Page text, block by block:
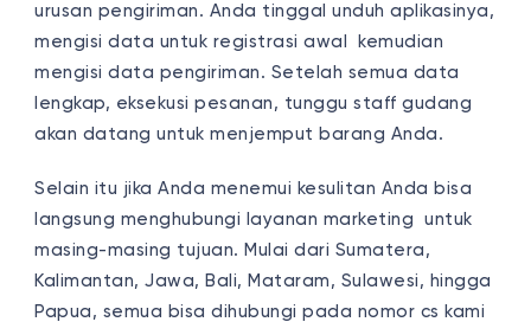
urusan pengiriman. Anda tinggal unduh aplikasinya,
mengisi data untuk registrasi awal kemudian
mengisi data pengiriman. Setelah semua data
lengkap, eksekusi pesanan, tunggu staff gudang
akan datang untuk menjemput barang Anda.
Selain itu jika Anda menemui kesulitan Anda bisa
langsung menghubungi layanan marketing untuk
masing-masing tujuan. Mulai dari Sumatera,
Kalimantan, Jawa, Bali, Mataram, Sulawesi, hingga
Papua, semua bisa dihubungi pada nomor cs kami